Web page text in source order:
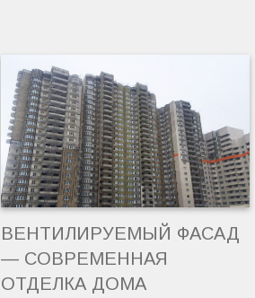
ВЕНТИЛИРУЕМЫЙ ФАСАД
— СОВРЕМЕННАЯ
ОТДЕЛКА ДОМА